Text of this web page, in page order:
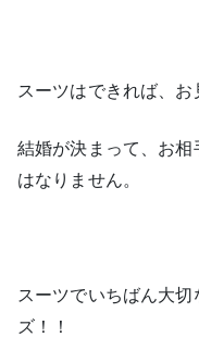
スーツはできれば、お
結婚が決まって、お
はなりません。
スーツでいちばん大
ズ！！